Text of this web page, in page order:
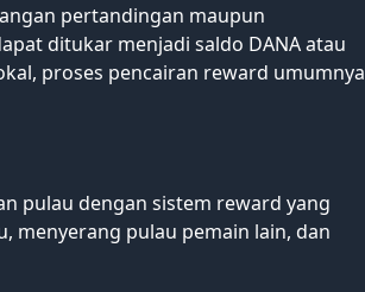
pertandingan maupun
ditukar menjadi saldo DANA atau
proses pencairan reward umumnya
pulau dengan sistem reward yang
menyerang pulau pemain lain, dan